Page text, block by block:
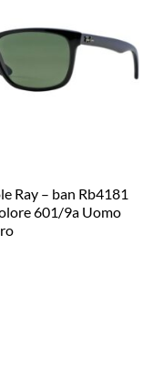
Ray – ban Rb4181
601/9a Uomo